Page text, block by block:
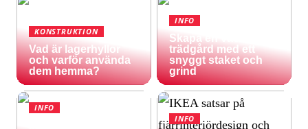
KONSTRUKTION
Vad är lagerhyllor
och varför använda
dem hemma?
INFO
Skapa en vacker
trädgård med ett
snyggt staket och
grind
INFO
INFO